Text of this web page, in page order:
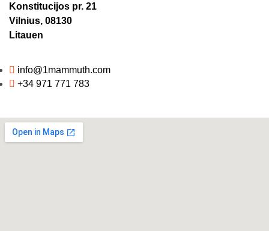
Konstitucijos pr. 21
Vilnius, 08130
Litauen
info@1mammuth.com
+34 971 771 783